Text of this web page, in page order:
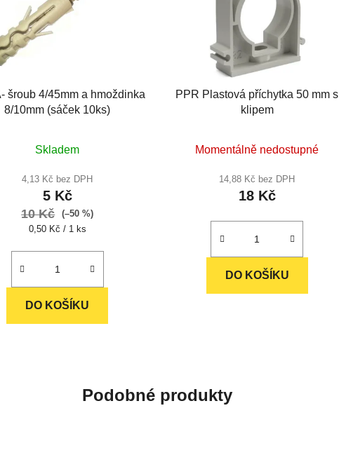
šroub 4/45mm a hmoždinka
8/10mm (sáček 10ks)
hodnocení
produktu
je
5,0
z
5
hvězdiček.
Skladem
4,13 Kč bez DPH
5 Kč
10 Kč
(–50 %)
Měrná
0,50 Kč / 1 ks
DO KOŠÍKU
PPR Plastová příchytka 50 mm s
klipem
hodnocení
produktu
je
hvězdiček.
Momentálně nedostupné
14,88 Kč bez DPH
18 Kč
DO KOŠÍKU
Podobné produkty